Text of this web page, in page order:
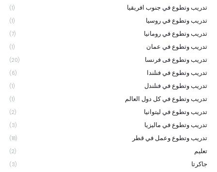
تدريب وتطوع في جنوب افريقيا (1)
تدريب وتطوع في روسيا (1)
تدريب وتطوع في رومانيا (7)
تدريب وتطوع في عمان (1)
تدريب وتطوع فى فرنسا (20)
تدريب وتطوع في فنلندا (6)
تدريب وتطوع في فنلندل (1)
تدريب وتطوع في كل دول العالم (1)
تدريب وتطوع في ليتوانيا (2)
تدريب وتطوع في ماليزيا (3)
تدريب وتطوع وعمل في قطر (18)
تعليم (2)
جاكرتا (3)